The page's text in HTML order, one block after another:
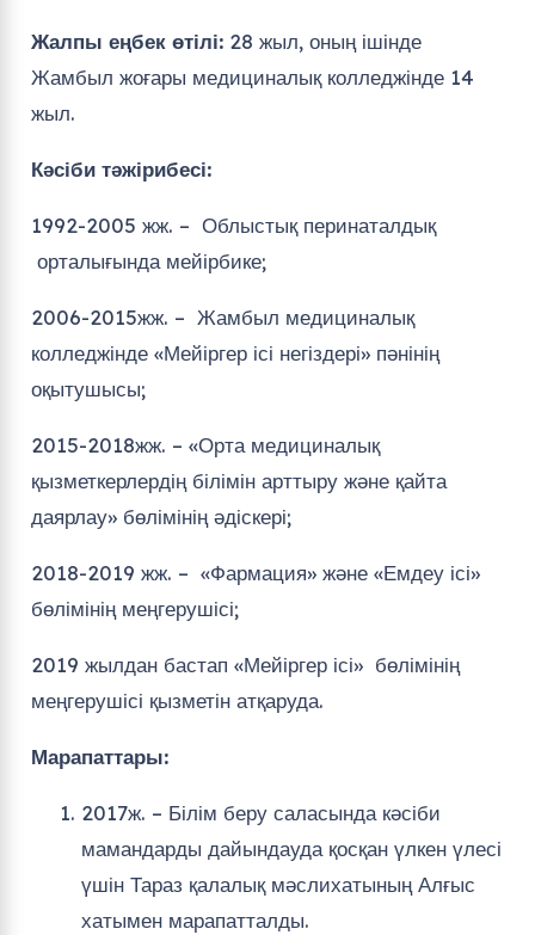
Жалпы еңбек өтілі:28 жыл, оның ішінде
Жамбыл жоғары медициналық колледжінде 14
жыл.
Кәсіби тәжірибесі:
1992-2005 жж. – Облыстық перинаталдық
орталығында мейірбике;
2006-2015жж. – Жамбыл медициналық
колледжінде «Мейіргер ісі негіздері» пәнінің
оқытушысы;
2015-2018жж. – «Орта медициналық
қызметкерлердің білімін арттыру және қайта
даярлау» бөлімінің әдіскері;
2018-2019 жж. – «Фармация» және «Емдеу ісі»
бөлімінің меңгерушісі;
2019 жылдан бастап «Мейіргер ісі» бөлімінің
меңгерушісі қызметін атқаруда.
Марапаттары:
2017ж. – Білім беру саласында кәсіби
мамандарды дайындауда қосқан үлкен үлесі
үшін Тараз қалалық мәслихатының Алғыс
хатымен марапатталды.